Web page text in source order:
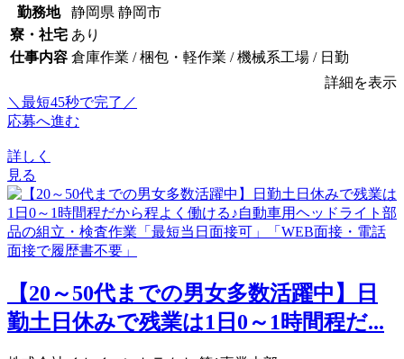
勤務地
静岡県 静岡市
寮・社宅 あり
仕事内容 倉庫作業 / 梱包・軽作業 / 機械系工場 / 日勤
詳細を表示
＼最短45秒で完了／
応募へ進む
詳しく
見る
【20～50代までの男女多数活躍中】日
勤土日休みで残業は1日0～1時間程だ...